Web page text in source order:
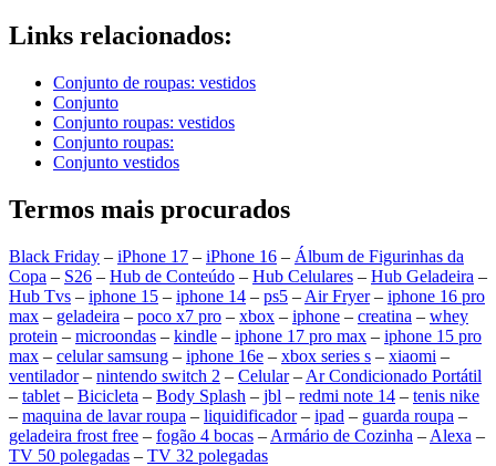
Links relacionados:
Conjunto de roupas: vestidos
Conjunto
Conjunto roupas: vestidos
Conjunto roupas:
Conjunto vestidos
Termos mais procurados
Black Friday – iPhone 17 – iPhone 16 – Álbum de Figurinhas da
Copa – S26 – Hub de Conteúdo – Hub Celulares – Hub Geladeira –
Hub Tvs – iphone 15 – iphone 14 – ps5 – Air Fryer– iphone 16 pro
max – geladeira – poco x7 pro – xbox – iphone – creatina – whey
protein – microondas – kindle – iphone 17 pro max – iphone 15 pro
max – celular samsung – iphone 16e – xbox series s – xiaomi –
ventilador– nintendo switch 2 – Celular– Ar Condicionado Portátil
– tablet – Bicicleta – Body Splash – jbl – redmi note 14 – tenis nike
– maquina de lavar roupa – liquidificador– ipad – guarda roupa –
geladeira frost free – fogão 4 bocas – Armário de Cozinha – Alexa –
TV 50 polegadas – TV 32 polegadas